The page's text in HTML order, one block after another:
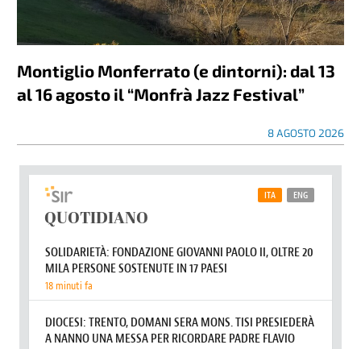
Montiglio Monferrato (e dintorni): dal 13
al 16 agosto il “Monfrà Jazz Festival”
8 AGOSTO 2026